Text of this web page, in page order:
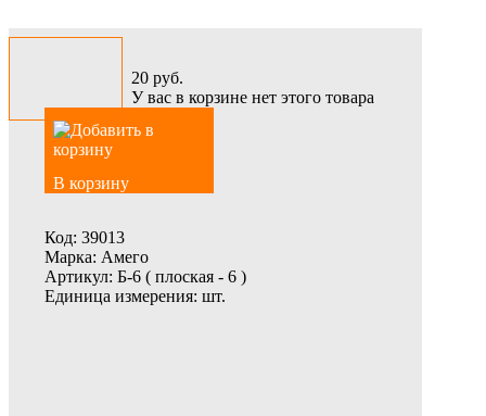
20 руб.
У вас в корзине нет этого товара
В корзину
Код: 39013
Марка: Амего
Артикул: Б-6 ( плоская - 6 )
Единица измерения: шт.